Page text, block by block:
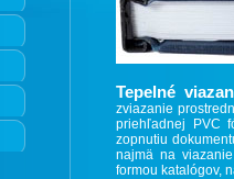
Tepelné
zviazanie
priehľadnej PVC
zopnutiu
najmä na
formou katalógov,